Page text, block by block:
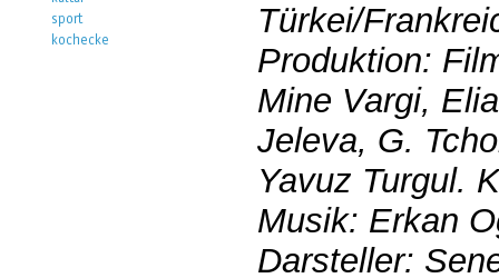
Türkei/
Produktion:
Mine Vargi,
Jeleva, G.
Yavuz Turgul.
Musik: Erkan
Darsteller: